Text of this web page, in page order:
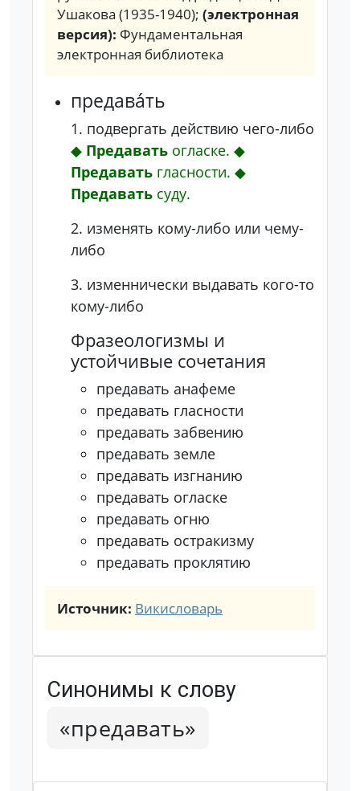
Ушакова (1935-1940); (электронная
версия): Фундаментальная
электронная библиотека
предава́ть
1. подвергать действию чего-либо
◆ Предавать огласке. ◆
Предавать гласности. ◆
Предавать суду.
2. изменять кому-либо или чему-
либо
3. изменнически выдавать кого-то
кому-либо
Фразеологизмы и
устойчивые сочетания
предавать анафеме
предавать гласности
предавать забвению
предавать земле
предавать изгнанию
предавать огласке
предавать огню
предавать остракизму
предавать проклятию
Источник: Викисловарь
Синонимы к слову
«предавать»